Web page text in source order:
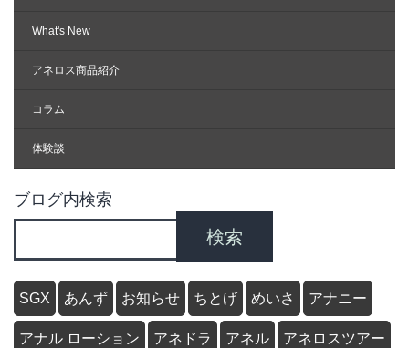
What's New
アネロス商品紹介
コラム
体験談
ブログ内検索
検索
SGX あんず お知らせ ちとげ めいさ アナニー
アナル ローション アネドラ アネル アネロスツアー